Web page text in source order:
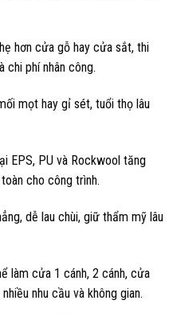
hơn cửa gỗ hay cửa sắt, thi
chi phí nhân công.
mọt hay gỉ sét, tuổi thọ lâu
EPS, PU và Rockwool tăng
cho công trình.
dễ lau chùi, giữ thẩm mỹ lâu
làm cửa 1 cánh, 2 cánh, cửa
nhu cầu và không gian.